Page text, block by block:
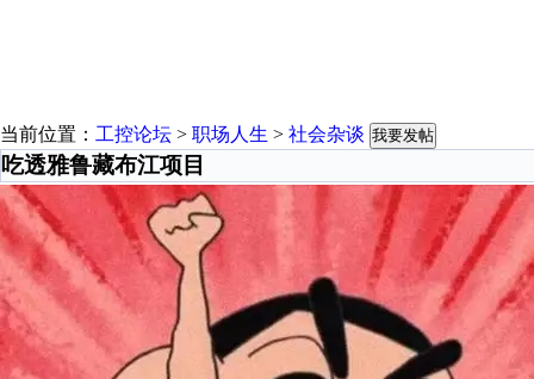
当前位置： 工控论坛 > 职场人生 > 社会杂谈 我要发帖
吃透雅鲁藏布江项目